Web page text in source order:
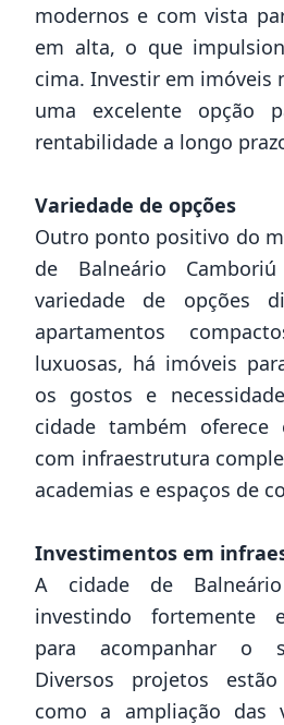
modernos e com vista
em alta, o que
cima. Investir em imóveis
uma excelente opção
rentabilidade a longo
Variedade de opções
Outro ponto positivo do
de Balneário
variedade de opções
apartamentos
luxuosas, há imóveis
os gostos e
cidade também oferece
com infraestrutura
academias e espaços de
Investimentos em
A cidade de
investindo fortemente
para acompanhar o
Diversos projetos
como a ampliação das